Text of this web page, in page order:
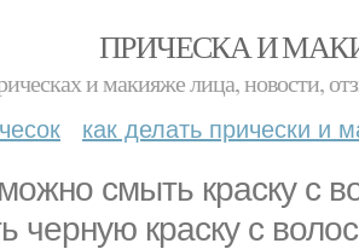
ПРИЧЕСКА И
и макияже лица, новости,
как делать прически и
смыть краску с
черную краску с